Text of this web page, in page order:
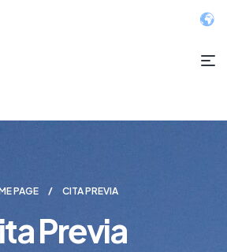
PAGE CITA PREVIA
Previa